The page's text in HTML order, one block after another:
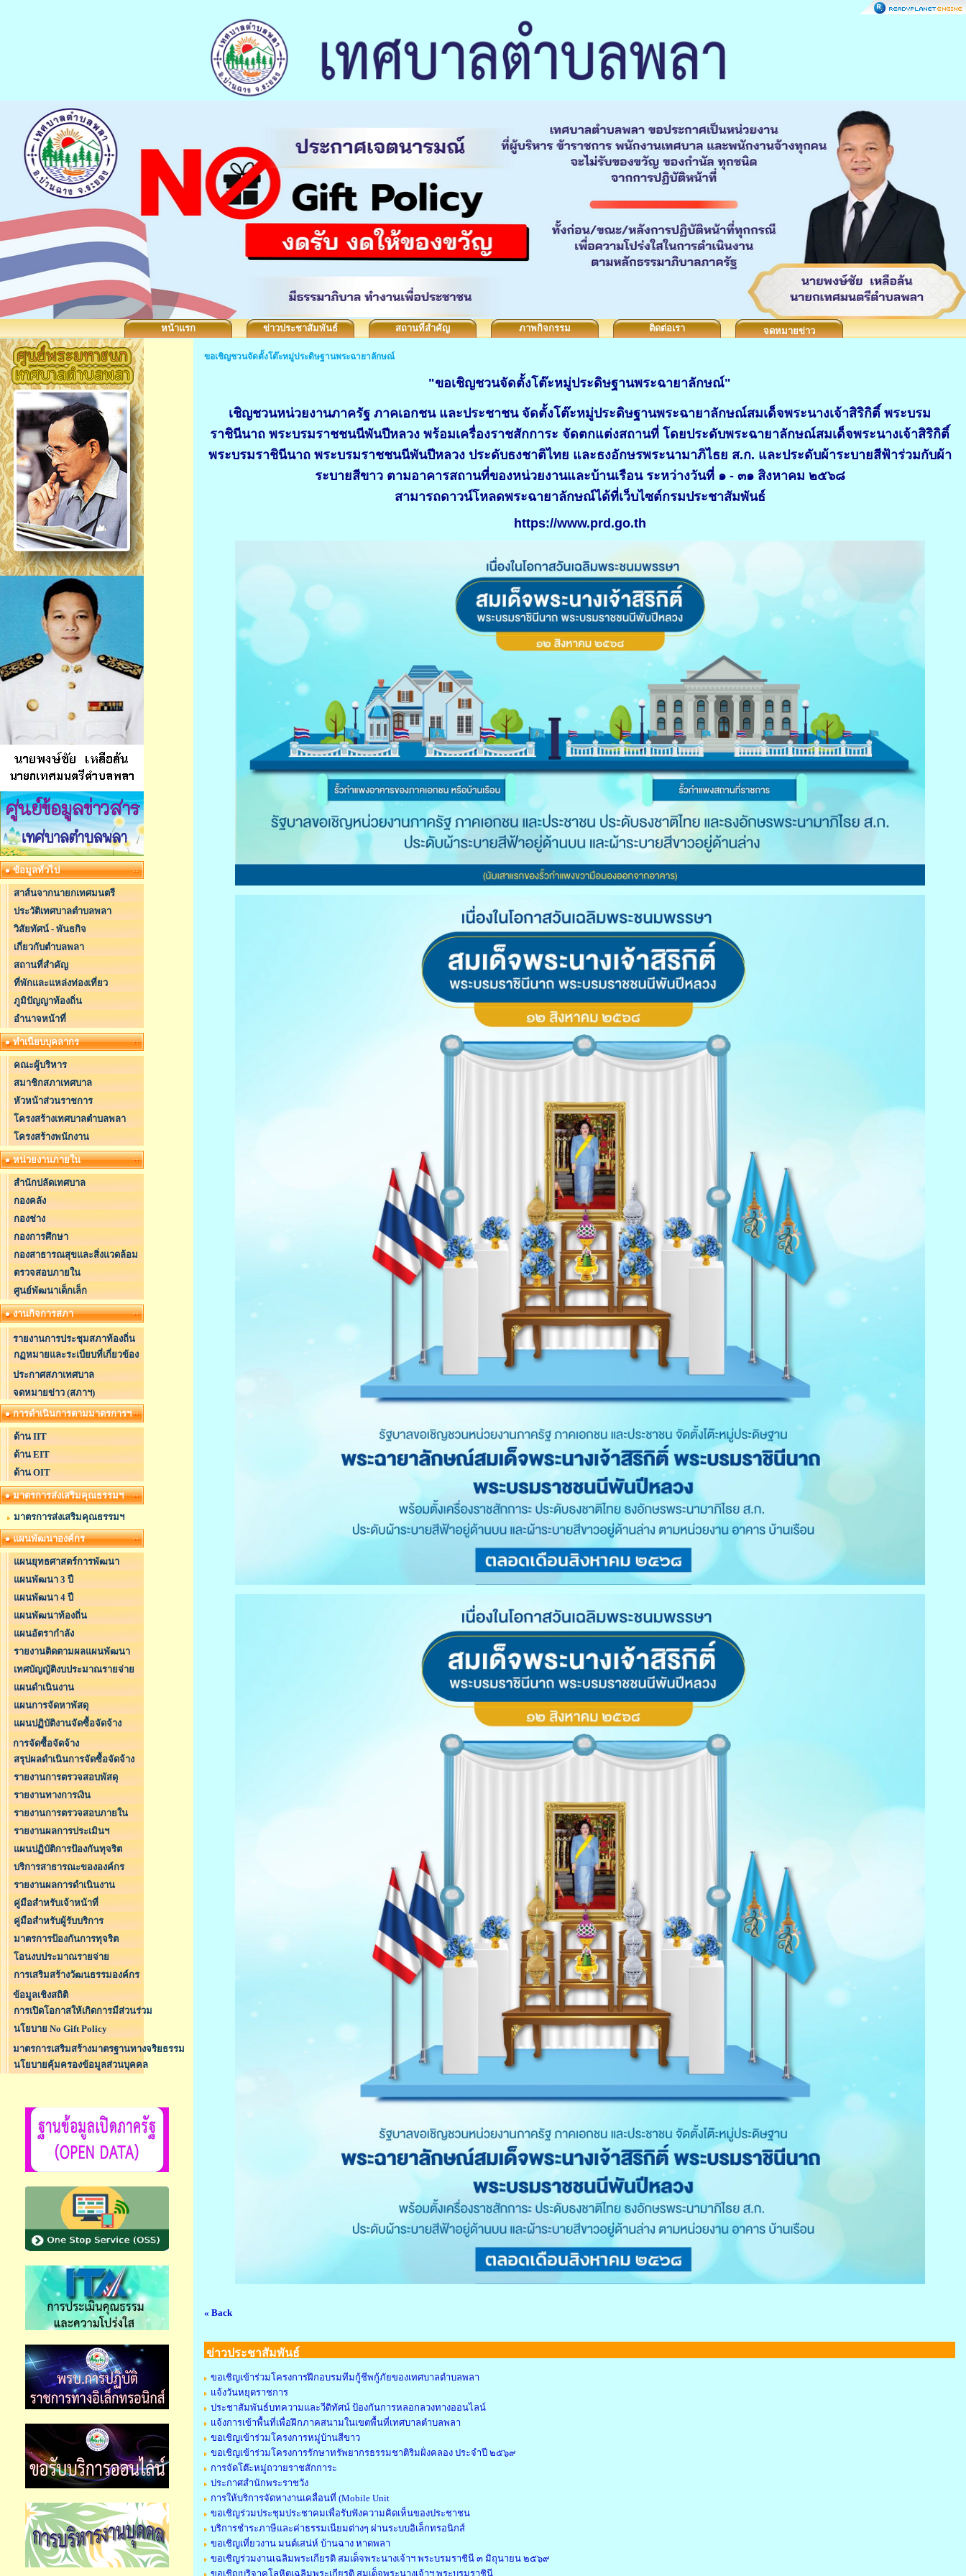
หน้าแรก ข่าวประชาสัมพันธ์ สถานที่สำคัญ ภาพกิจกรรม ติดต่อเรา จดหมายข่าว
ข้อมูลทั่วไป
สาส์นจากนายกเทศมนตรี
ประวัติเทศบาลตำบลพลา
วิสัยทัศน์ - พันธกิจ
เกี่ยวกับตำบลพลา
สถานที่สำคัญ
ที่พักและแหล่งท่องเที่ยว
ภูมิปัญญาท้องถิ่น
อำนาจหน้าที่
ทำเนียบบุคลากร
คณะผู้บริหาร
สมาชิกสภาเทศบาล
หัวหน้าส่วนราชการ
โครงสร้างเทศบาลตำบลพลา
โครงสร้างพนักงาน
หน่วยงานภายใน
สำนักปลัดเทศบาล
กองคลัง
กองช่าง
กองการศึกษา
กองสาธารณสุขและสิ่งแวดล้อม
ตรวจสอบภายใน
ศูนย์พัฒนาเด็กเล็ก
งานกิจการสภา
รายงานการประชุมสภาท้องถิ่น
กฏหมายและระเบียบที่เกี่ยวข้อง
ประกาศสภาเทศบาล
จดหมายข่าว (สภาฯ)
การดำเนินการตามมาตรการฯ
ด้าน IIT
ด้าน EIT
ด้าน OIT
มาตรการส่งเสริมคุณธรรมฯ
มาตรการส่งเสริมคุณธรรมฯ
แผนพัฒนาองค์กร
แผนยุทธศาสตร์การพัฒนา
แผนพัฒนา 3 ปี
แผนพัฒนา 4 ปี
แผนพัฒนาท้องถิ่น
แผนอัตรากำลัง
รายงานติดตามผลแผนพัฒนา
เทศบัญญัติงบประมาณรายจ่าย
แผนดำเนินงาน
แผนการจัดหาพัสดุ
แผนปฏิบัติงานจัดซื้อจัดจ้าง
การจัดซื้อจัดจ้าง
สรุปผลดำเนินการจัดซื้อจัดจ้าง
รายงานการตรวจสอบพัสดุ
รายงานทางการเงิน
รายงานการตรวจสอบภายใน
รายงานผลการประเมินฯ
แผนปฏิบัติการป้องกันทุจริต
บริการสาธารณะขององค์กร
รายงานผลการดำเนินงาน
คู่มือสำหรับเจ้าหน้าที่
คู่มือสำหรับผู้รับบริการ
มาตรการป้องกันการทุจริต
โอนงบประมาณรายจ่าย
การเสริมสร้างวัฒนธรรมองค์กร
ข้อมูลเชิงสถิติ
การเปิดโอกาสให้เกิดการมีส่วนร่วม
นโยบาย No Gift Policy
มาตรการเสริมสร้างมาตรฐานทางจริยธรรม
นโยบายคุ้มครองข้อมูลส่วนบุคคล
ขอเชิญชวนจัดตั้งโต๊ะหมู่ประดิษฐานพระฉายาลักษณ์
"ขอเชิญชวนจัดตั้งโต๊ะหมู่ประดิษฐานพระฉายาลักษณ์"
เชิญชวนหน่วยงานภาครัฐ ภาคเอกชน และประชาชน จัดตั้งโต๊ะหมู่ประดิษฐานพระฉายาลักษณ์สมเด็จพระนางเจ้าสิริกิติ์ พระบรม
ราชินีนาถ พระบรมราชชนนีพันปีหลวง พร้อมเครื่องราชสักการะ จัดตกแต่งสถานที่ โดยประดับพระฉายาลักษณ์สมเด็จพระนางเจ้าสิริกิติ์
พระบรมราชินีนาถ พระบรมราชชนนีพันปีหลวง ประดับธงชาติไทย และธงอักษรพระนามาภิไธย ส.ก. และประดับผ้าระบายสีฟ้าร่วมกับผ้า
ระบายสีขาว ตามอาคารสถานที่ของหน่วยงานและบ้านเรือน ระหว่างวันที่ ๑ - ๓๑ สิงหาคม ๒๕๖๘
สามารถดาวน์โหลดพระฉายาลักษณ์ได้ที่เว็บไซต์กรมประชาสัมพันธ์
https://www.prd.go.th
« Back
ข่าวประชาสัมพันธ์
ขอเชิญเข้าร่วมโครงการฝึกอบรมทีมกู้ชีพกู้ภัยของเทศบาลตำบลพลา
แจ้งวันหยุดราชการ
ประชาสัมพันธ์บทความและวีดิทัศน์ ป้องกันการหลอกลวงทางออนไลน์
แจ้งการเข้าพื้นที่เพื่อฝึกภาคสนามในเขตพื้นที่เทศบาลตำบลพลา
ขอเชิญเข้าร่วมโครงการหมู่บ้านสีขาว
ขอเชิญเข้าร่วมโครงการรักษาทรัพยากรธรรมชาติริมฝั่งคลอง ประจำปี ๒๕๖๙
การจัดโต๊ะหมู่ถวายราชสักการะ
ประกาศสำนักพระราชวัง
การให้บริการจัดหางานเคลื่อนที่ (Mobile Unit
ขอเชิญร่วมประชุมประชาคมเพื่อรับฟังความคิดเห็นของประชาชน
บริการชำระภาษีและค่าธรรมเนียมต่างๆ ผ่านระบบอิเล็กทรอนิกส์
ขอเชิญเที่ยวงาน มนต์เสน่ห์ บ้านฉาง หาดพลา
ขอเชิญร่วมงานเฉลิมพระเกียรติ สมเด็จพระนางเจ้าฯ พระบรมราชินี ๓ มิถุนายน ๒๕๖๙
ขอเชิญบริจาคโลหิตเฉลิมพระเกียรติ สมเด็จพระนางเจ้าฯ พระบรมราชินี